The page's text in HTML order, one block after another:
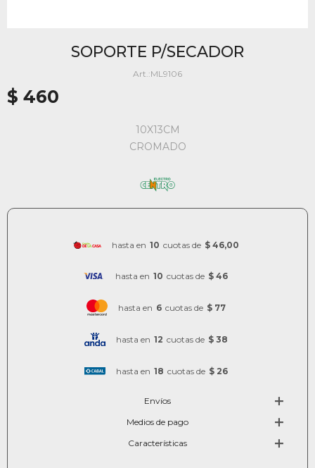
SOPORTE P/SECADOR
ML9106
$ 460
10X13CM
CROMADO
hasta en 10 cuotas de $ 46,00
hasta en 10 cuotas de $ 46
hasta en 6 cuotas de $ 77
hasta en 12 cuotas de $ 38
hasta en 18 cuotas de $ 26
Envíos
Medios de pago
Características